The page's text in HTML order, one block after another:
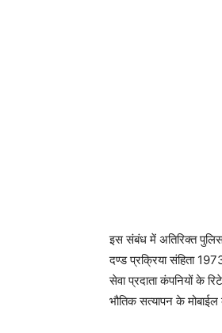
इस संबंध में अतिरिक्त
दण्ड प्रक्रिया संहिता
सेवा प्रदाता कंपनियों के
भौतिक सत्यापन के